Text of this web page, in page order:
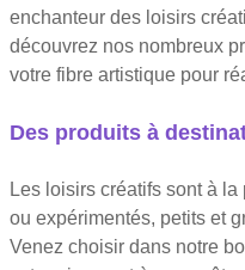
enchanteur des loisirs
découvrez nos nombreux
votre fibre artistique pour
Des produits à
Les loisirs créatifs sont à
ou expérimentés, petits et
Venez choisir dans notre